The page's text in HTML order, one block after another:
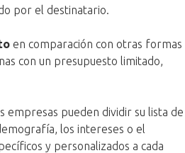
por el destinatario.
en comparación con otras formas
con un presupuesto limitado,
empresas pueden dividir su lista de
los intereses o el
y personalizados a cada